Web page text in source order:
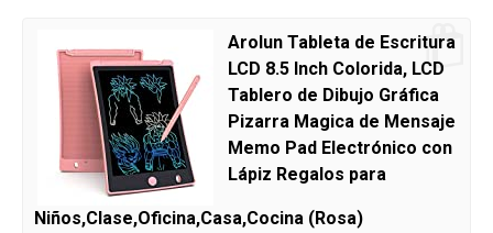
Arolun Tableta de Escritura
LCD 8.5 Inch Colorida, LCD
Tablero de Dibujo Gráfica
Pizarra Magica de Mensaje
Memo Pad Electrónico con
Lápiz Regalos para
Niños,Clase,Oficina,Casa,Cocina (Rosa)